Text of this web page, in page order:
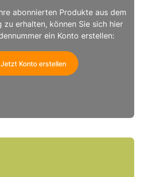
abonnierten Produkte aus dem
zu erhalten, können Sie sich hier
ein Konto erstellen:
Jetzt Konto erstellen